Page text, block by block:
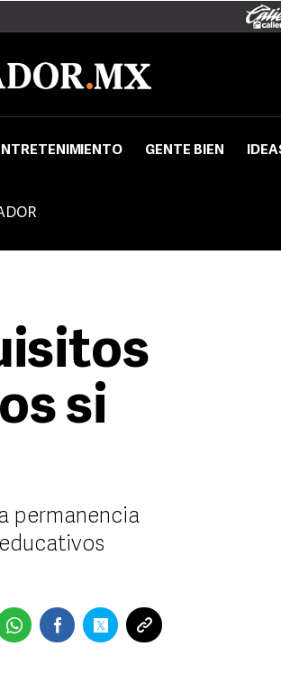
GENTE BIEN
si
permanencia